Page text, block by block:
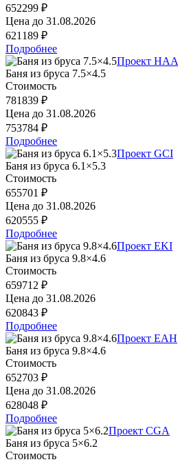
652299 ₽
Цена до 31.08.2026
621189 ₽
Подробнее
Проект HAA
Баня из бруса 7.5×4.5
Стоимость
781839 ₽
Цена до 31.08.2026
753784 ₽
Подробнее
Проект GCI
Баня из бруса 6.1×5.3
Стоимость
655701 ₽
Цена до 31.08.2026
620555 ₽
Подробнее
Проект EKI
Баня из бруса 9.8×4.6
Стоимость
659712 ₽
Цена до 31.08.2026
620843 ₽
Подробнее
Проект EAH
Баня из бруса 9.8×4.6
Стоимость
652703 ₽
Цена до 31.08.2026
628048 ₽
Подробнее
Проект CGA
Баня из бруса 5×6.2
Стоимость